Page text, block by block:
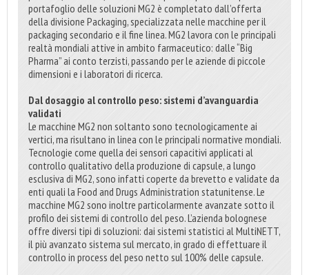
portafoglio delle soluzioni MG2 è completato dall’offerta
della divisione Packaging, specializzata nelle macchine per il
packaging secondario e il fine linea. MG2 lavora con le principali
realtà mondiali attive in ambito farmaceutico: dalle “Big
Pharma” ai conto terzisti, passando per le aziende di piccole
dimensioni e i laboratori di ricerca.
Dal dosaggio al controllo peso: sistemi d’avanguardia
validati
Le macchine MG2 non soltanto sono tecnologicamente ai
vertici, ma risultano in linea con le principali normative mondiali.
Tecnologie come quella dei sensori capacitivi applicati al
controllo qualitativo della produzione di capsule, a lungo
esclusiva di MG2, sono infatti coperte da brevetto e validate da
enti quali la Food and Drugs Administration statunitense. Le
macchine MG2 sono inoltre particolarmente avanzate sotto il
profilo dei sistemi di controllo del peso. L’azienda bolognese
offre diversi tipi di soluzioni: dai sistemi statistici al MultiNETT,
il più avanzato sistema sul mercato, in grado di effettuare il
controllo in process del peso netto sul 100% delle capsule.